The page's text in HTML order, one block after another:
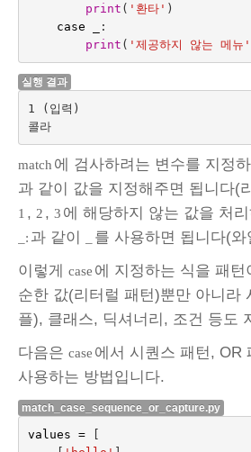
print ( '환타' )
case
:
print ( '제공하지 않는 메뉴'
실행 결과
1 (입력)
콜라
match 에 검사하려는 변수를 지정
과 같이 값을 지정해주면 됩니다(
1 , 2 , 3 에 해당하지 않는 값을 처
_: 과 같이
를 사용하면 됩니다(
이렇게 case 에 지정하는 식을 패
순한 값(리터럴 패턴)뿐만 아니라
플), 클래스, 딕셔너리, 조건 등도
다음은 case 에서 시퀀스 패턴, OR
사용하는 방법입니다.
match_case_sequence_or_capture.py
values =